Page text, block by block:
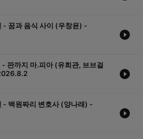
- 꿈과 음식 사이 (우창윤) -
판까지 마.피아 (유희관, 브브걸
- 백원짜리 변호사 (양나래) -